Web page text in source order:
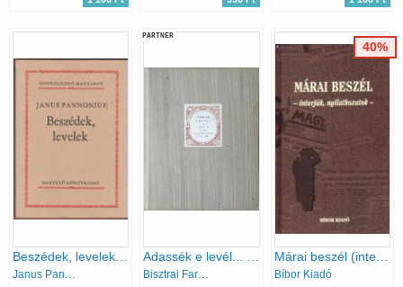
PARTNER
Márai beszél (interjúk, nyilatkozatok)
Bíbor Kiadó
40%